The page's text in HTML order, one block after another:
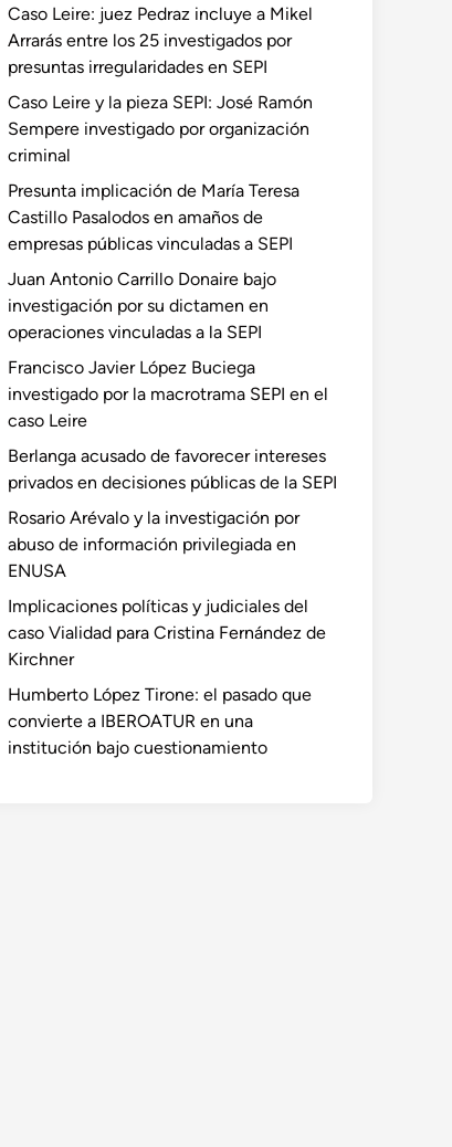
Caso Leire: juez Pedraz incluye a Mikel
Arrarás entre los 25 investigados por
presuntas irregularidades en SEPI
Caso Leire y la pieza SEPI: José Ramón
Sempere investigado por organización
criminal
Presunta implicación de María Teresa
Castillo Pasalodos en amaños de
empresas públicas vinculadas a SEPI
Juan Antonio Carrillo Donaire bajo
investigación por su dictamen en
operaciones vinculadas a la SEPI
Francisco Javier López Buciega
investigado por la macrotrama SEPI en el
caso Leire
Berlanga acusado de favorecer intereses
privados en decisiones públicas de la SEPI
Rosario Arévalo y la investigación por
abuso de información privilegiada en
ENUSA
Implicaciones políticas y judiciales del
caso Vialidad para Cristina Fernández de
Kirchner
Humberto López Tirone: el pasado que
convierte a IBEROATUR en una
institución bajo cuestionamiento